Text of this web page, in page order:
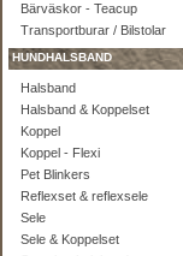
Bärväskor - Teacup
Transportburar / Bilstolar
HUNDHALSBAND
Halsband
Halsband & Koppelset
Koppel
Koppel - Flexi
Pet Blinkers
Reflexset & reflexsele
Sele
Sele & Koppelset